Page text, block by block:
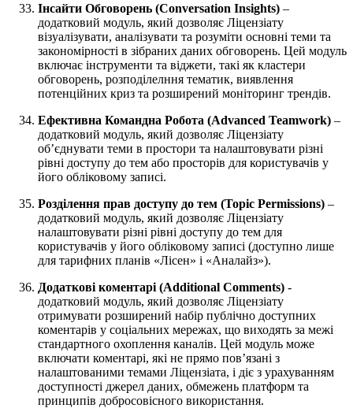
Інсайти Обговорень (Conversation Insights) –
додатковий модуль, який дозволяє Ліцензіату
візуалізувати, аналізувати та розуміти основні теми та
закономірності в зібраних даних обговорень. Цей модуль
включає інструменти та віджети, такі як кластери
обговорень, розподілелння тематик, виявлення
потенційних криз та розширений моніторинг трендів.
Ефективна Командна Робота (Advanced Teamwork) –
додатковий модуль, який дозволяє Ліцензіату
об’єднувати теми в простори та налаштовувати різні
рівні доступу до тем або просторів для користувачів у
його обліковому записі.
Розділення прав доступу до тем (Topic Permissions) –
додатковий модуль, який дозволяє Ліцензіату
налаштовувати різні рівні доступу до тем для
користувачів у його обліковому записі (доступно лише
для тарифних планів «Лісен» і «Аналайз»).
Додаткові коментарі (Additional Comments) -
додатковий модуль, який дозволяє Ліцензіату
отримувати розширений набір публічно доступних
коментарів у соціальних мережах, що виходять за межі
стандартного охоплення каналів. Цей модуль може
включати коментарі, які не прямо пов’язані з
налаштованими темами Ліцензіата, і діє з урахуванням
доступності джерел даних, обмежень платформ та
принципів добросовісного використання.